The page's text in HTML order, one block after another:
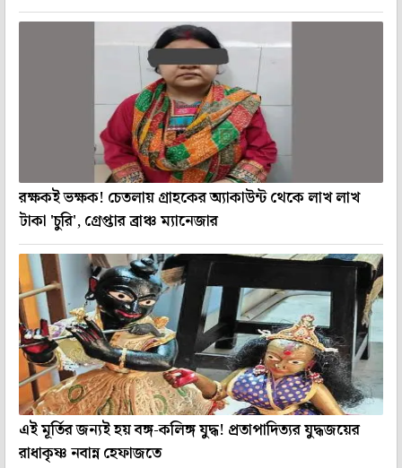
রক্ষকই ভক্ষক! চেতলায় গ্রাহকের অ্যাকাউন্ট থেকে লাখ লাখ
টাকা 'চুরি', গ্রেপ্তার ব্রাঞ্চ ম্যানেজার
এই মূর্তির জন্যই হয় বঙ্গ-কলিঙ্গ যুদ্ধ! প্রতাপাদিত্যর যুদ্ধজয়ের
রাধাকৃষ্ণ নবান্ন হেফাজতে